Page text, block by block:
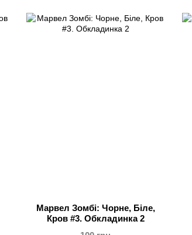
Марвел Зомбі: Чорне, Біле,
Кров #3. Обкладинка 2